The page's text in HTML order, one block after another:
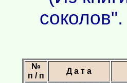
№
п / п
Д а т а